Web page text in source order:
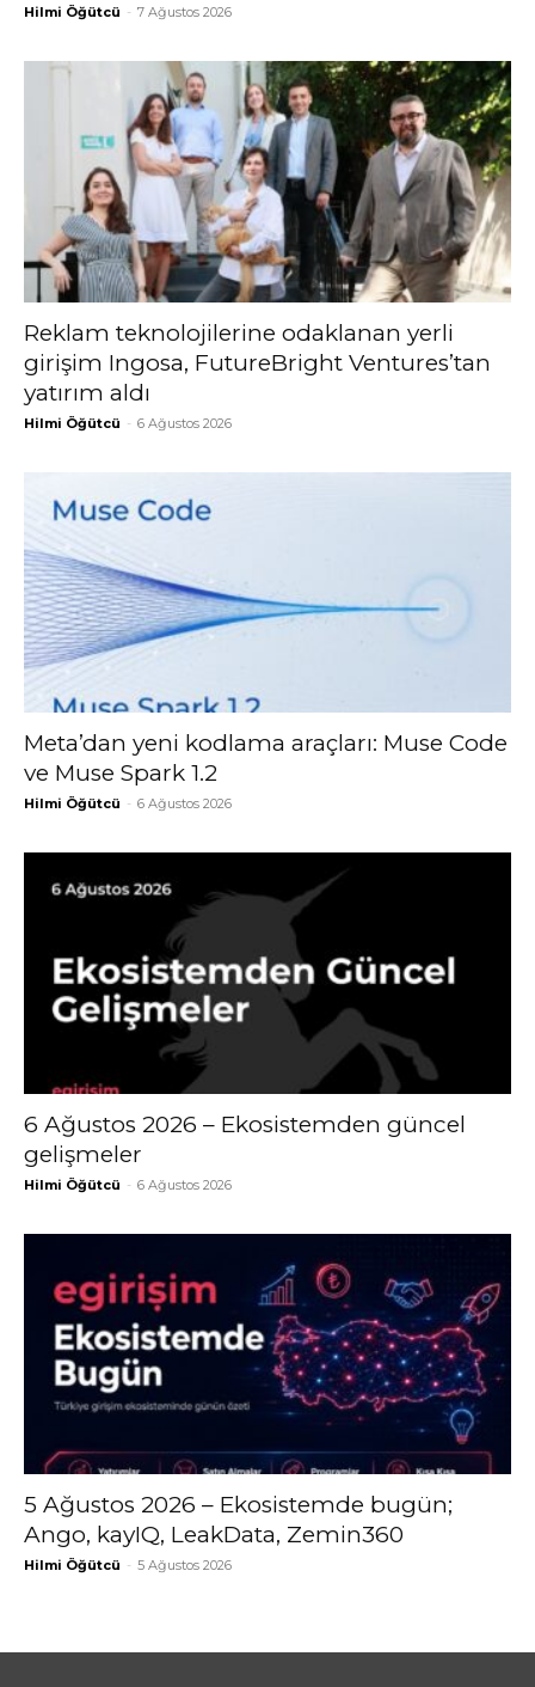
Hilmi Öğütcü - 7 Ağustos 2026
Reklam teknolojilerine odaklanan yerli
girişim Ingosa, FutureBright Ventures’tan
yatırım aldı
Hilmi Öğütcü - 6 Ağustos 2026
Meta’dan yeni kodlama araçları: Muse Code
ve Muse Spark 1.2
Hilmi Öğütcü - 6 Ağustos 2026
6 Ağustos 2026 – Ekosistemden güncel
gelişmeler
Hilmi Öğütcü - 6 Ağustos 2026
5 Ağustos 2026 – Ekosistemde bugün;
Ango, kayIQ, LeakData, Zemin360
Hilmi Öğütcü - 5 Ağustos 2026